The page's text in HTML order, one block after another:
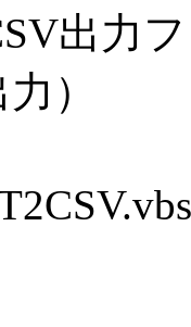
出力
）